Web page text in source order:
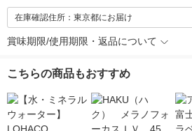
在庫確認住所：東京都にお届け
賞味期限/使用期限・返品について
こちらの商品もおすすめ